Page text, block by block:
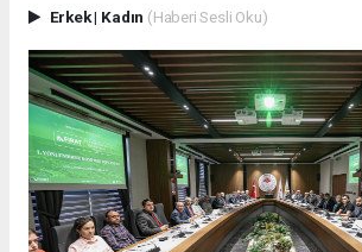
Erkek| Kadın (Haberi Sesli Oku)